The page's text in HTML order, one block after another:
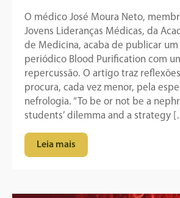
O médico José Moura Neto,
Jovens Lideranças Médicas, da
de Medicina, acaba de publicar
periódico Blood Purification com
repercussão. O artigo traz
procura, cada vez menor, pela
nefrologia. “To be or not be a
students’ dilemma and a strategy
Leia mais